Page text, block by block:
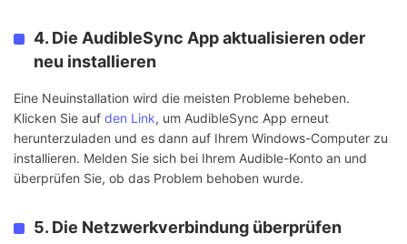
4. Die AudibleSync App aktualisieren oder
neu installieren
Eine Neuinstallation wird die meisten Probleme beheben.
Klicken Sie auf den Link, um AudibleSync App erneut
herunterzuladen und es dann auf Ihrem Windows-Computer zu
installieren. Melden Sie sich bei Ihrem Audible-Konto an und
überprüfen Sie, ob das Problem behoben wurde.
5. Die Netzwerkverbindung überprüfen